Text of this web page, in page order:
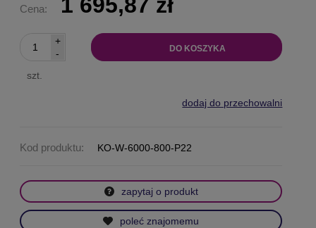
Cena:
-
+
szt.
DO KOSZYKA
dodaj do przechowalni
Kod produktu: KO-W-6000-800-P22
zapytaj o produkt
poleć znajomemu